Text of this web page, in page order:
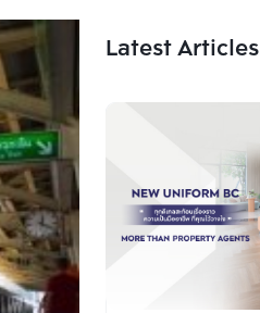
Latest Articles